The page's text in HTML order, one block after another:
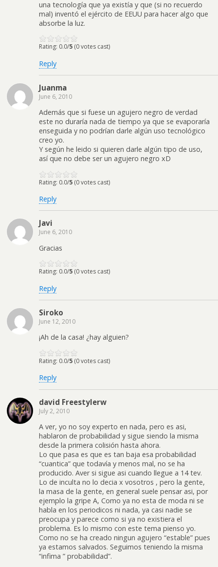
una tecnología que ya existía y que (si no recuerdo
mal) inventó el ejército de EEUU para hacer algo que
absorbe la luz.
Rating: 0.0/5 (0 votes cast)
Reply
Juanma
June 6, 2010
Además que si fuese un agujero negro de verdad
este no duraría nada de tiempo ya que se evaporaría
enseguida y no podrían darle algún uso tecnológico
creo yo.
Y según he leido si quieren darle algún tipo de uso,
así que no debe ser un agujero negro xD
Rating: 0.0/5 (0 votes cast)
Reply
Javi
June 6, 2010
Gracias
Rating: 0.0/5 (0 votes cast)
Reply
Siroko
June 12, 2010
¡Ah de la casa! ¿hay alguien?
Rating: 0.0/5 (0 votes cast)
Reply
david Freestylerw
July 2, 2010
A ver, yo no soy experto en nada, pero es asi,
hablaron de probabilidad y sigue siendo la misma
desde la primera colisión hasta ahora.
Lo que pasa es que es tan baja esa probabilidad
“cuantica” que todavía y menos mal, no se ha
producido. Aver si sigue asi cuando llegue a 14 tev.
Lo de inculta no lo decia x vosotros , pero la gente,
la masa de la gente, en general suele pensar asi, por
ejemplo la gripe A, Como ya no esta de moda ni se
habla en los periodicos ni nada, ya casi nadie se
preocupa y parece como si ya no existiera el
problema. Es lo mismo con este tema pienso yo.
Como no se ha creado ningun agujero “estable” pues
ya estamos salvados. Seguimos teniendo la misma
“infima ” probabilidad”.